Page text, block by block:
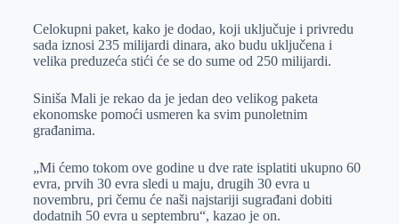
Celokupni paket, kako je dodao, koji uključuje i privredu
sada iznosi 235 milijardi dinara, ako budu uključena i
velika preduzeća stići će se do sume od 250 milijardi.
Siniša Mali je rekao da je jedan deo velikog paketa
ekonomske pomoći usmeren ka svim punoletnim
građanima.
„Mi ćemo tokom ove godine u dve rate isplatiti ukupno 60
evra, prvih 30 evra sledi u maju, drugih 30 evra u
novembru, pri čemu će naši najstariji sugrađani dobiti
dodatnih 50 evra u septembru“, kazao je on.